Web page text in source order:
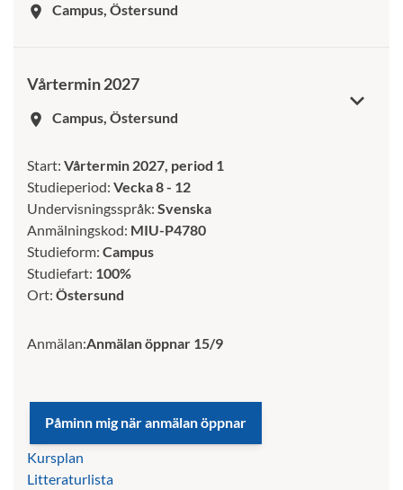
room Campus, Östersund
Vårtermin 2027
room Campus, Östersund
Start: Vårtermin 2027, period 1
Studieperiod: Vecka 8 - 12
Undervisningsspråk: Svenska
Anmälningskod: MIU-P4780
Studieform: Campus
Studiefart: 100%
Ort: Östersund
Anmälan:Anmälan öppnar 15/9
Kursplan
Litteraturlista